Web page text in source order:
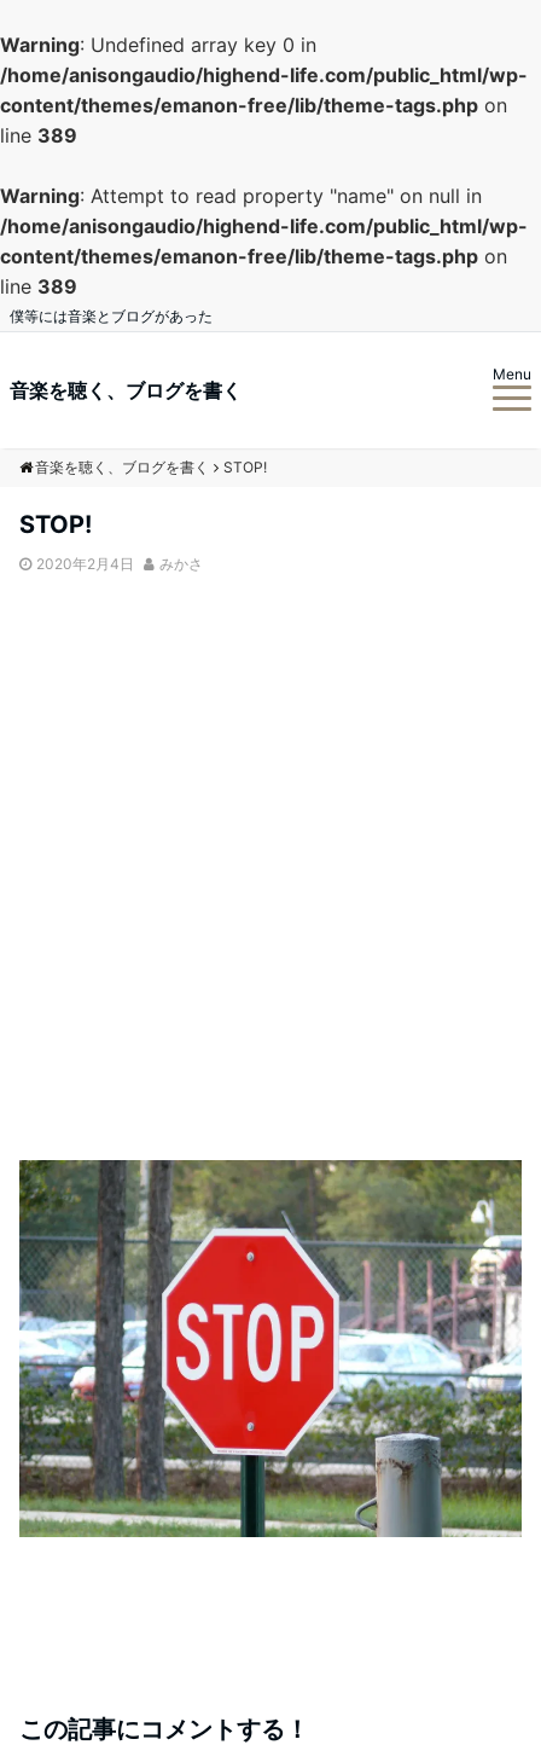
Warning: Undefined array key 0 in
/home/anisongaudio/highend-life.com/public_html/wp-
content/themes/emanon-free/lib/theme-tags.php on
line 389
Warning: Attempt to read property "name" on null in
/home/anisongaudio/highend-life.com/public_html/wp-
content/themes/emanon-free/lib/theme-tags.php on
line 389
僕等には音楽とブログがあった
音楽を聴く、ブログを書く
Menu
音楽を聴く、ブログを書く STOP!
STOP!
2020年2月4日 みかさ
この記事にコメントする！